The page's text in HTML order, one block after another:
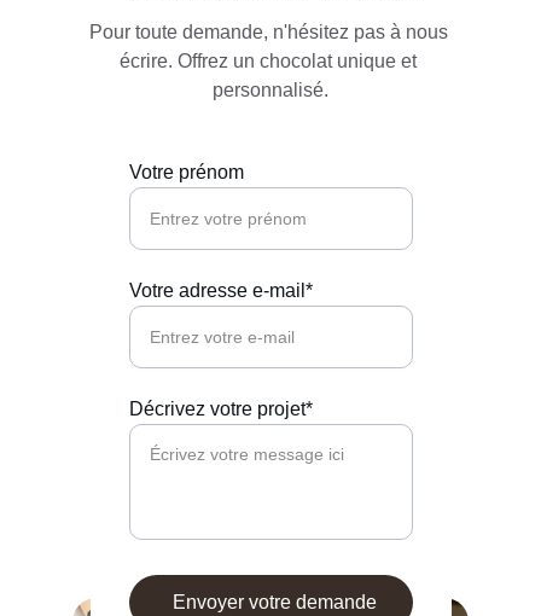
Votre prénom
Votre adresse e-mail*
Décrivez votre projet*
Envoyer votre demande
Pour toute demande, n'hésitez pas à nous
écrire. Offrez un chocolat unique et
personnalisé.